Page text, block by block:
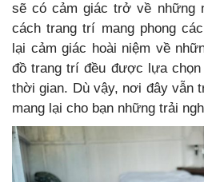
sẽ có cảm giác trở về những
cách trang trí mang phong
lại cảm giác hoài niệm về
đồ trang trí đều được lựa
thời gian. Dù vậy, nơi đây vẫn
mang lại cho bạn những trải